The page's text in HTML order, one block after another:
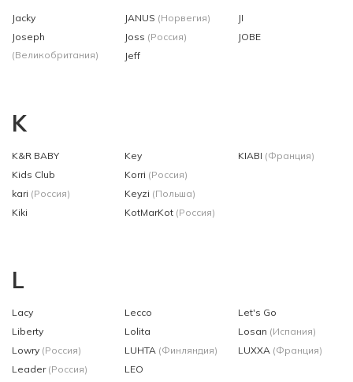
Jacky
Joseph
(Великобритания)
JANUS (Норвегия)
Joss (Россия)
Jeff
JI
JOBE
K
K&R BABY
Kids Club
kari (Россия)
Kiki
Key
Korri (Россия)
Keyzi (Польша)
KotMarKot (Россия)
KIABI (Франция)
L
Lacy
Liberty
Lowry (Россия)
Leader (Россия)
Lecco
Lolita
LUHTA (Финляндия)
LEO
Let's Go
Losan (Испания)
LUXXA (Франция)